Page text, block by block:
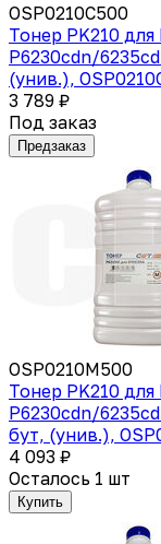
OSP0210C500
Тонер PK210 для
P6230cdn/
(унив.),
3 789 ₽
Под заказ
Предзаказ
OSP0210M500
Тонер PK210 для
P6230cdn/
бут, (унив.),
4 093 ₽
Осталось 1 шт
Купить